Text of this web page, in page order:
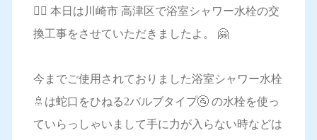
💁‍♀️ 本日は川崎市 高津区で浴室シャワー水栓の交
換工事をさせていただきましたよ。 🤗
今までご使用されておりました浴室シャワー水栓
🚿は蛇口をひねる2バルブタイプ🚰 の水栓を使っ
ていらっしゃいまして手に力が入らない時などは